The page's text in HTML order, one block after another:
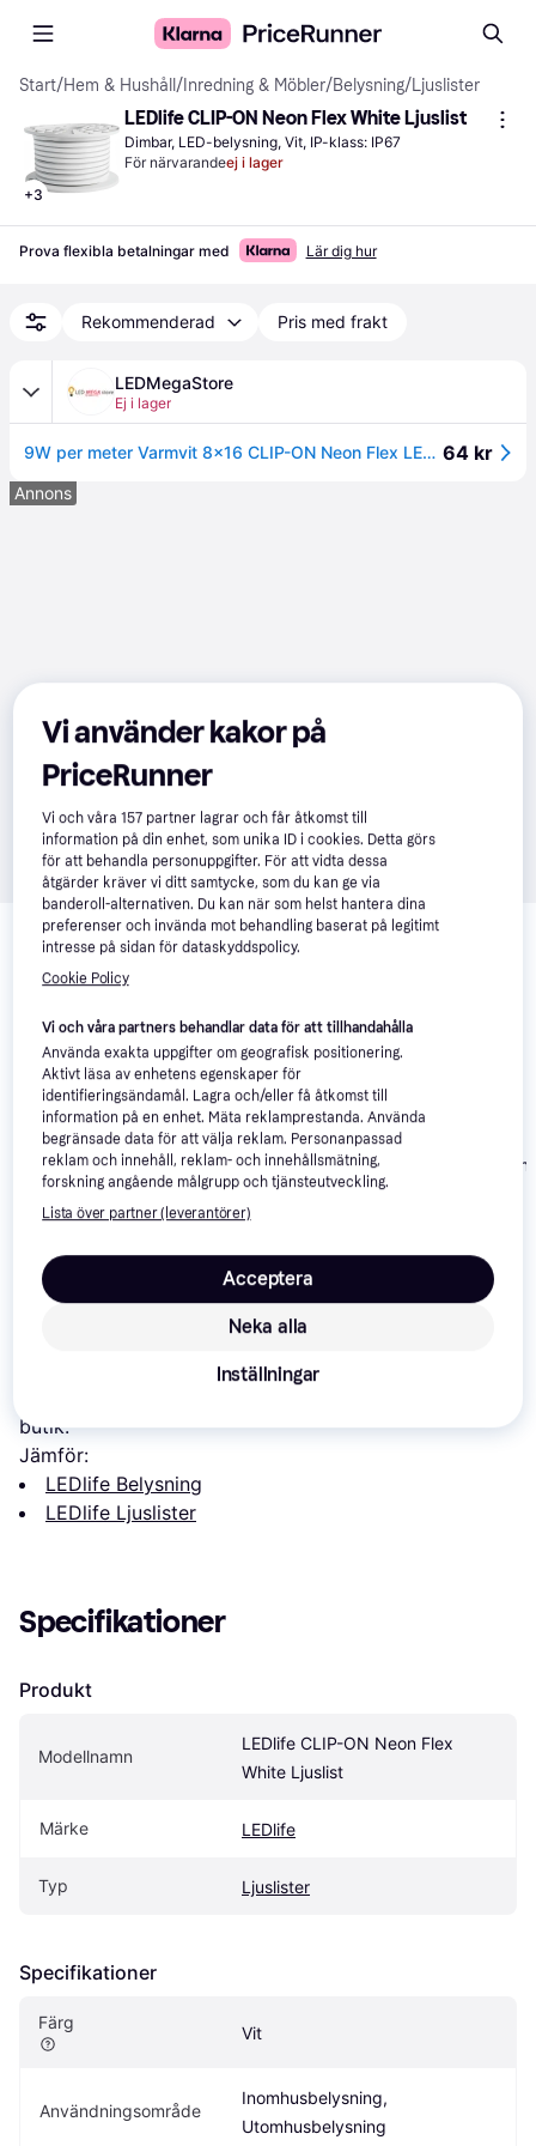
Start/Hem & Hushåll / Inredning & Möbler/Belysning/Ljuslister
+3
LEDlife CLIP-ON Neon Flex White Ljuslist
Dimbar, LED-belysning, Vit, IP-klass: IP67
För närvarandeej i lager
Prova flexibla betalningar med Lär dig hur
Rekommenderad Pris med frakt
LEDMegaStore
Ej i lager
9W per meter Varmvit 8x16 CLIP-ON Neon Flex LED - 230V, IP67 64 kr
Annons
Relaterade produkter
Vi har plockat fram ett urval av produkter som kanske skulle
intressera dig.
200+
Outdoor White
1 687 kr
Trendande
IKEA Mittled Ljuslist
499 kr
Paulmann
550 kr
LEDlife CLIP-ON Neon Flex White
butik.
Jämför:
LEDlife Belysning
LEDlife Ljuslister
Specifikationer
Produkt
Modellnamn
LEDlife CLIP-ON Neon Flex
White Ljuslist
Märke LEDlife
Typ Ljuslister
Specifikationer
Färg
Vit
Användningsområde
Inomhusbelysning,
Utomhusbelysning
Vi använder kakor på
PriceRunner
Vi och våra157 partner lagrar och får åtkomst till
information på din enhet, som unika ID i cookies. Detta görs
för att behandla personuppgifter. För att vidta dessa
åtgärder kräver vi ditt samtycke, som du kan ge via
banderoll-alternativen. Du kan när som helst hantera dina
preferenser och invända mot behandling baserat på legitimt
intresse på sidan för dataskyddspolicy.
Cookie Policy
Vi och våra partners behandlar data för att tillhandahålla
Använda exakta uppgifter om geografisk positionering.
Aktivt läsa av enhetens egenskaper för
identifieringsändamål. Lagra och/eller få åtkomst till
information på en enhet. Mäta reklamprestanda. Använda
begränsade data för att välja reklam. Personanpassad
reklam och innehåll, reklam- och innehållsmätning,
forskning angående målgrupp och tjänsteutveckling.
Lista över partner (leverantörer)
Neka alla
Acceptera
Inställningar